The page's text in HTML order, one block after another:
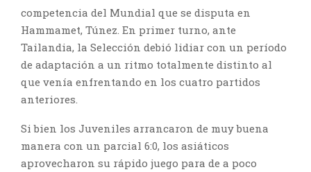
competencia del Mundial que se disputa en
Hammamet, Túnez. En primer turno, ante
Tailandia, la Selección debió lidiar con un período
de adaptación a un ritmo totalmente distinto al
que venía enfrentando en los cuatro partidos
anteriores.
Si bien los Juveniles arrancaron de muy buena
manera con un parcial 6:0, los asiáticos
aprovecharon su rápido juego para de a poco